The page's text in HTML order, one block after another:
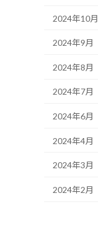
2024年10月
2024年9月
2024年8月
2024年7月
2024年6月
2024年4月
2024年3月
2024年2月